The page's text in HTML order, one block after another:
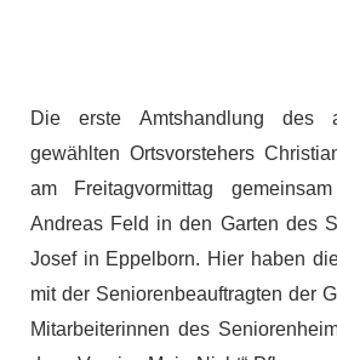
Die erste Amtshandlung des
gewählten Ortsvorstehers
am Freitagvormittag
Andreas Feld in den Garten des
Josef in Eppelborn. Hier haben
mit der Seniorenbeauftragten der
Mitarbeiterinnen des